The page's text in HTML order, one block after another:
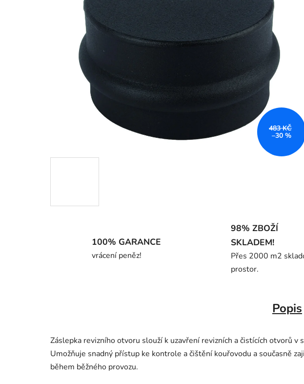
483 KČ
–30 %
100% GARANCE
vrácení peněz!
98% ZBOŽÍ
SKLADEM!
Přes 2000 m2
prostor.
Popis
Záslepka revizního otvoru slouží k uzavření revizních a čistících otvorů v
Umožňuje snadný přístup ke kontrole a čištění kouřovodu a současně
během běžného provozu.